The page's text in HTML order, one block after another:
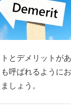
とデメリットがあ
も呼ばれるように
しょう。